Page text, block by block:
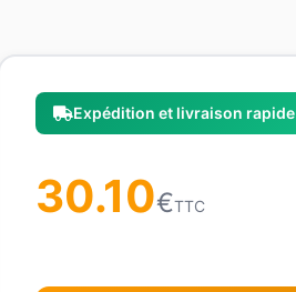
Expédition et livraison rapide
30.10€TTC